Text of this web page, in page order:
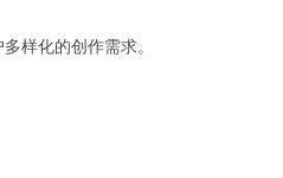
样化的创作需求。